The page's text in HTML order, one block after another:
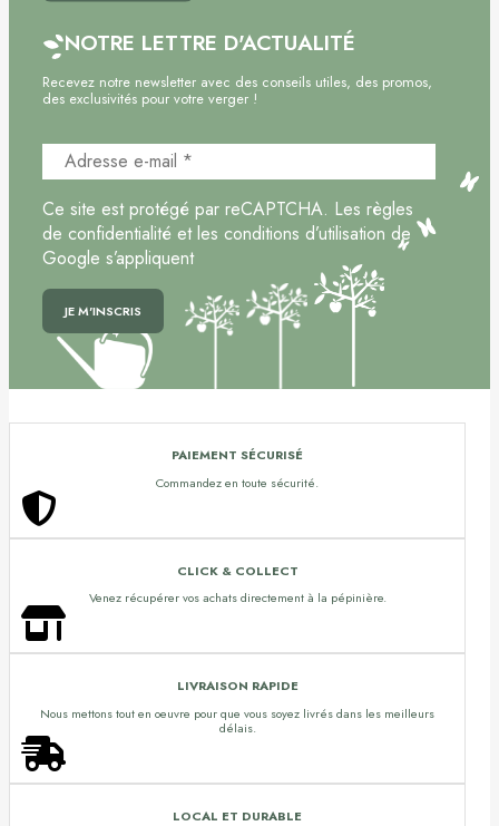
NOTRE LETTRE D'ACTUALITÉ
Recevez notre newsletter avec des conseils utiles, des promos,
des exclusivités pour votre verger !
Ce site est protégé par reCAPTCHA. Les règles
de confidentialité et les conditions d’utilisation de
Google s’appliquent
PAIEMENT SÉCURISÉ
Commandez en toute sécurité.
CLICK & COLLECT
Venez récupérer vos achats directement à la pépinière.
LIVRAISON RAPIDE
Nous mettons tout en oeuvre pour que vous soyez livrés dans les meilleurs
délais.
LOCAL ET DURABLE